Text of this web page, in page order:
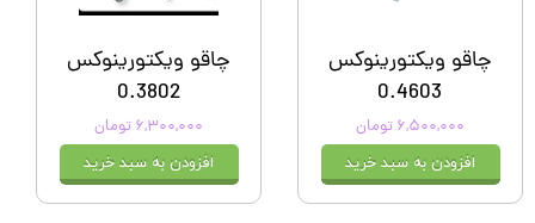
چاقو ویکتورینوکس
0.4603
۶,۵۰۰,۰۰۰ تومان
افزودن به سبد خرید
چاقو ویکتورینوکس
0.3802
۶,۳۰۰,۰۰۰ تومان
افزودن به سبد خرید